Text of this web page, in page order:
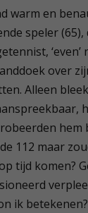
warm en
speler (65),
‘even’
over
Alleen
hem
112 maar
tijd komen?
ik